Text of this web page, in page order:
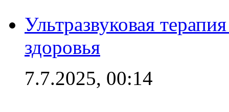
Ультразвуковая
здоровья
7.7.2025, 00:14